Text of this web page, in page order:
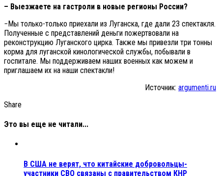
– Выезжаете на гастроли в новые регионы России?
−Мы только-только приехали из Луганска, где дали 23 спектакля.
Полученные с представлений деньги пожертвовали на
реконструкцию Луганского цирка. Также мы привезли три тонны
корма для луганской кинологической службы, побывали в
госпитале. Мы поддерживаем наших военных как можем и
приглашаем их на наши спектакли!
Источник: argumenti.ru
Share
Это вы еще не читали...
В США не верят, что китайские добровольцы-
участники СВО связаны с правительством КНР